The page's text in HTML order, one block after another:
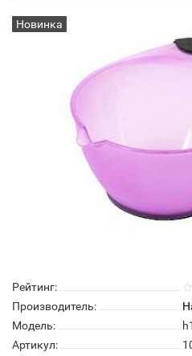
Новинка
Рейтинг:
Производитель:
Модель:
Артикул: